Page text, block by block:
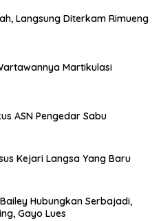
Langsung Diterkam Rimueng
Martikulasi
ASN Pengedar Sabu
Kejari Langsa Yang Baru
Hubungkan Serbajadi,
Gayo Lues